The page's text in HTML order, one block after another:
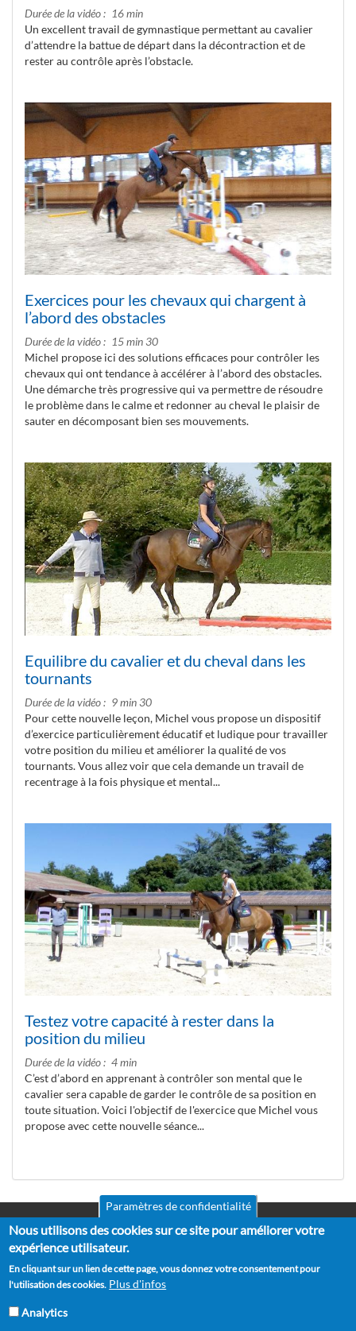
Durée de la vidéo
16 min
Un excellent travail de gymnastique permettant au cavalier
d’attendre la battue de départ dans la décontraction et de
rester au contrôle après l’obstacle.
Exercices pour les chevaux qui chargent à
l’abord des obstacles
Durée de la vidéo
15 min 30
Michel propose ici des solutions efficaces pour contrôler les
chevaux qui ont tendance à accélérer à l’abord des obstacles.
Une démarche très progressive qui va permettre de résoudre
le problème dans le calme et redonner au cheval le plaisir de
sauter en décomposant bien ses mouvements.
Equilibre du cavalier et du cheval dans les
tournants
Durée de la vidéo
9 min 30
Pour cette nouvelle leçon, Michel vous propose un dispositif
d’exercice particulièrement éducatif et ludique pour travailler
votre position du milieu et améliorer la qualité de vos
tournants. Vous allez voir que cela demande un travail de
recentrage à la fois physique et mental...
Testez votre capacité à rester dans la
position du milieu
Durée de la vidéo
4 min
C’est d’abord en apprenant à contrôler son mental que le
cavalier sera capable de garder le contrôle de sa position en
toute situation. Voici l'objectif de l'exercice que Michel vous
propose avec cette nouvelle séance...
Pied
de
page
Mentions légales
CGV
Politique de confidentialité
Politique de cookies
Paramètres de confidentialité
Nous utilisons des cookies sur ce site pour améliorer votre
expérience utilisateur.
En cliquant sur un lien de cette page, vous donnez votre consentement pour
l'utilisation des cookies. Plus d'infos
Analytics